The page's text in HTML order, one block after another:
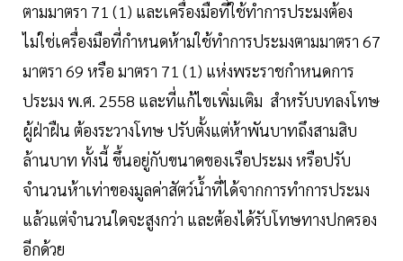
ตามมาตรา 71 (1) และเครื่องมือที่ใช้ทำการประมงต้อง
ไม่ใช่เครื่องมือที่กำหนดห้ามใช้ทำการประมงตามมาตรา 67
มาตรา 69 หรือ มาตรา 71 (1) แห่งพระราชกำหนดการ
ประมง พ.ศ. 2558 และที่แก้ไขเพิ่มเติม สำหรับบทลงโทษ
ผู้ฝ่าฝืน ต้องระวางโทษ ปรับตั้งแต่ห้าพันบาทถึงสามสิบ
ล้านบาท ทั้งนี้ ขึ้นอยู่กับขนาดของเรือประมง หรือปรับ
จำนวนห้าเท่าของมูลค่าสัตว์น้ำที่ได้จากการทำการประมง
แล้วแต่จำนวนใดจะสูงกว่า และต้องได้รับโทษทางปกครอง
อีกด้วย